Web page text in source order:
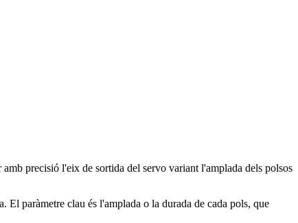
precisió l'eix de sortida del servo variant l'amplada dels polsos
paràmetre clau és l'amplada o la durada de cada pols, que